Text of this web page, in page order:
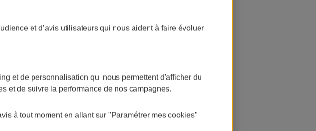
et d’avis utilisateurs qui nous aident à faire évoluer
et de personnalisation qui nous permettent d'afficher du
et de suivre la performance de nos campagnes.
à tout moment en allant sur "Paramétrer mes cookies"